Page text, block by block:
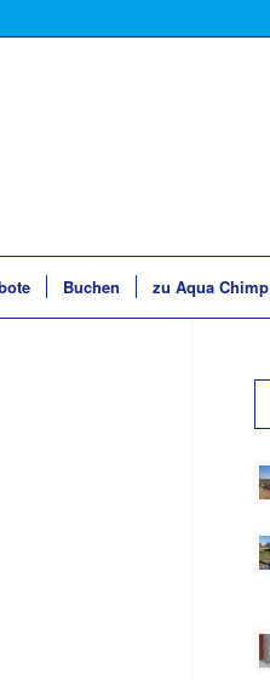
Buchen zu Aqua Chimp